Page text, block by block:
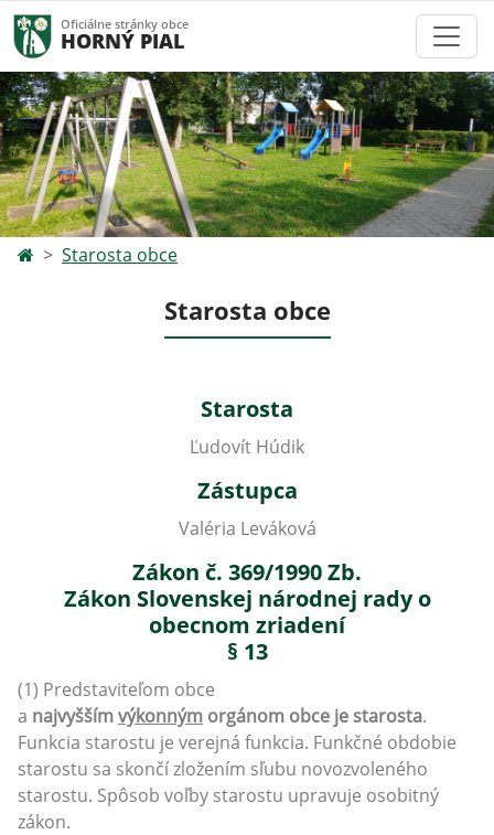
Oficiálne stránky obce
HORNÝ PIAL
Starosta obce
Starosta obce
Starosta
Ľudovít Húdik
Zástupca
Valéria Leváková
Zákon č. 369/1990 Zb.
Zákon Slovenskej národnej rady o
obecnom zriadení
§ 13
(1) Predstaviteľom obce
a najvyššímvýkonným orgánom obce je starosta.
Funkcia starostu je verejná funkcia. Funkčné obdobie
starostu sa skončí zložením sľubu novozvoleného
starostu. Spôsob voľby starostu upravuje osobitný
zákon.